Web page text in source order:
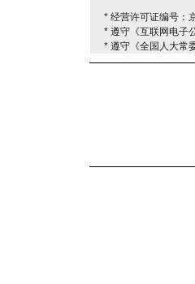
* 经营许可证编号：
* 遵守《互联网电子
* 遵守《全国人大常